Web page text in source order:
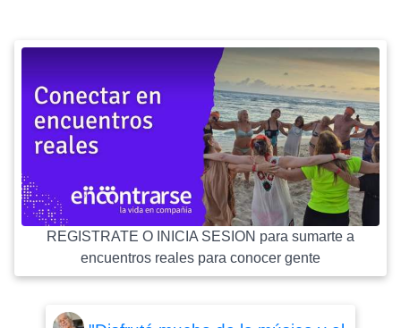
REGISTRATE O INICIA SESION para sumarte a
encuentros reales para conocer gente